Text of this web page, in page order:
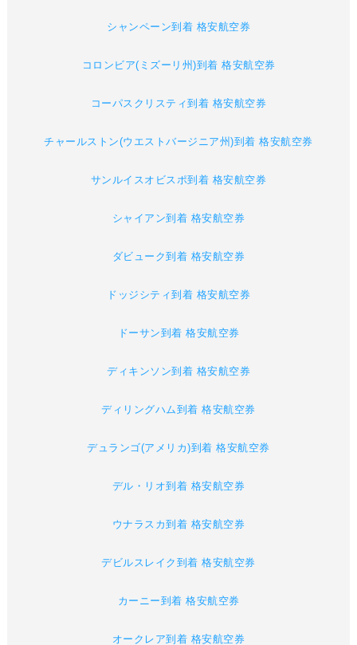
シャンペーン到着 格安航空券
コロンビア(ミズーリ州)到着 格安航空券
コーパスクリスティ到着 格安航空券
チャールストン(ウエストバージニア州)到着 格安航空券
サンルイスオビスポ到着 格安航空券
シャイアン到着 格安航空券
ダビューク到着 格安航空券
ドッジシティ到着 格安航空券
ドーサン到着 格安航空券
ディキンソン到着 格安航空券
ディリングハム到着 格安航空券
デュランゴ(アメリカ)到着 格安航空券
デル・リオ到着 格安航空券
ウナラスカ到着 格安航空券
デビルスレイク到着 格安航空券
カーニー到着 格安航空券
オークレア到着 格安航空券